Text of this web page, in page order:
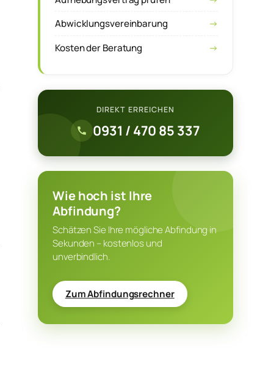
Abwicklungsvereinbarung
Kosten der Beratung
DIREKT ERREICHEN
0931 / 470 85 337
Wie hoch ist Ihre
Abfindung?
Schätzen Sie Ihre mögliche Abfindung in
Sekunden – kostenlos und
unverbindlich.
Zum Abfindungsrechner